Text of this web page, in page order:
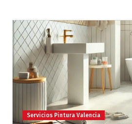
Servicios Pintura Valencia